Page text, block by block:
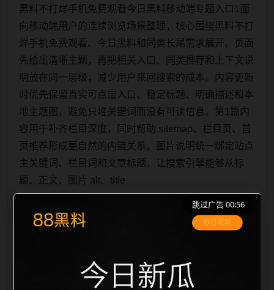
黑料不打烊手机免费观看今日黑料移动端专题入口1面
向移动端用户的连续浏览场景整理，核心围绕黑料不打
烊手机免费观看、今日黑料和同类长尾需求展开。页面
先给出清晰主题，再把相关入口、同类推荐和上下文说
明放在同一层级，减少用户来回搜索的成本。内容更新
时优先保留真实可点击入口、稳定标题、明确描述和本
地主题图，避免只堆关键词而没有可读信息。第1篇内
容用于补齐栏目深度，同时帮助 sitemap、栏目页、首
页推荐形成更自然的内链关系。图片说明统一绑定站点
主关键词、栏目词和文章标题，让搜索引擎能够从标
题、正文、图片 alt、title
之间识别一致主题。后续每日采集时，建议继续执行远
程图片本地化、坏图默认图兜底、标题去重和
跳过广告 00:56